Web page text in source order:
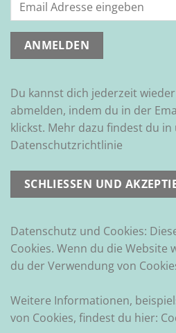
Du kannst dich jederzeit
abmelden, indem du in der
klickst. Mehr dazu findest du in
Datenschutzrichtlinie
Datenschutz und Cookies:
Cookies. Wenn du die
du der Verwendung von
Weitere Informationen,
von Cookies, findest du hier: